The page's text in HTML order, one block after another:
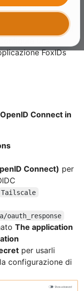
OIDC
della proprieta
quando usi
una
FoxIDs
Connect in
Connect) per
Tailscale
The application
per usarli
configurazione di